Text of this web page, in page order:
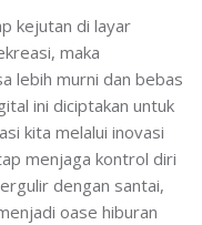
kejutan di layar
maka
lebih murni dan bebas
ini diciptakan untuk
kita melalui inovasi
menjaga kontrol diri
dengan santai,
oase hiburan